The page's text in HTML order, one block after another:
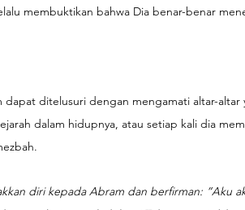
membuktikan bahwa Dia benar-benar
dapat ditelusuri dengan mengamati altar-
dalam hidupnya, atau setiap kali dia
diri kepada Abram dan berfirman: ”Aku